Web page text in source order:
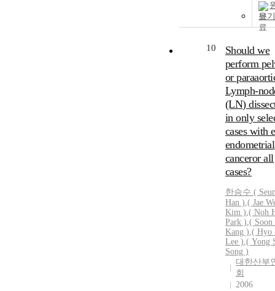
보기
10
Should we
perform
or
Lymph-
(LN)
in only
cases with
endometrial
canceror all
cases?
한승수 (
Han ),( Jae
Kim ),( Noh
Park ),( Soon
Kang ),( Hyo
Lee ),( Yong
Song )
대한산부
회
2006